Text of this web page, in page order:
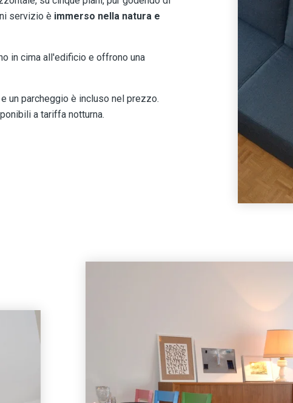
servizio è immerso nella natura e
in cima all'edificio e offrono una
un parcheggio è incluso nel prezzo.
a tariffa notturna.